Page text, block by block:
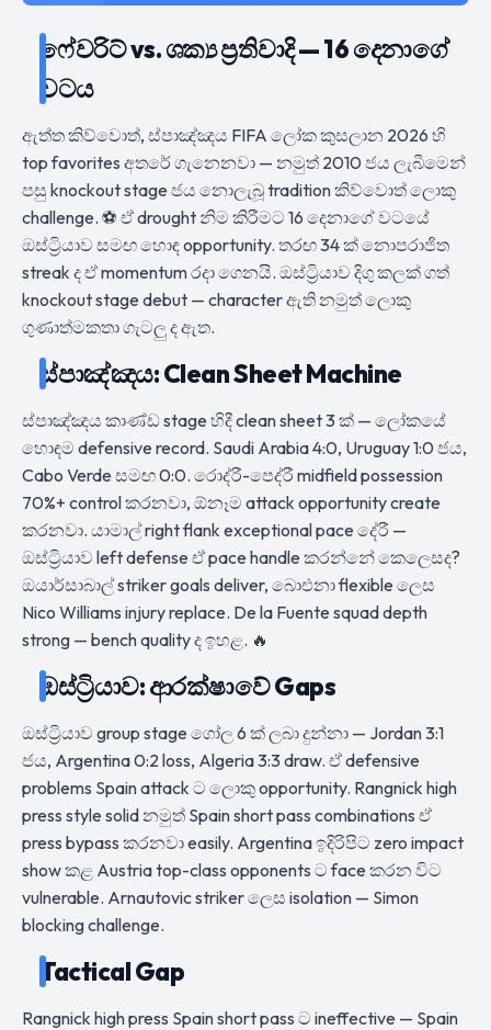
ෆේවරිට් vs. ශක්‍ය ප්‍රතිවාදි — 16 දෙනාගේ
වටය
ඇත්ත කිව්වොත්, ස්පාඤ්ඤය FIFA ලෝක කුසලාන 2026 හි
top favorites අතරේ ගැනෙනවා — නමුත් 2010 ජය ලැබීමෙන්
පසු knockout stage ජය නොලැබූ tradition කිව්වොත් ලොකු
challenge. ⚽ ඒ drought නිම කිරීමට 16 දෙනාගේ වටයේ
ඔස්ට්‍රියාව සමඟ හොඳ opportunity. තරඟ 34 ක් නොපරාජිත
streak ද ඒ momentum රදා ගෙනයි. ඔස්ට්‍රියාව දිගු කලක් ගත්
knockout stage debut — character ඇති නමුත් ලොකු
ගුණාත්මකතා ගැටලු ද ඇත.
ස්පාඤ්ඤය: Clean Sheet Machine
ස්පාඤ්ඤය කාණ්ඩ stage හිදී clean sheet 3 ක් — ලෝකයේ
හොඳම defensive record. Saudi Arabia 4:0, Uruguay 1:0 ජය,
Cabo Verde සමඟ 0:0. රොද්රී-පෙද්රී midfield possession
70%+ control කරනවා, ඕනෑම attack opportunity create
කරනවා. යාමාල් right flank exceptional pace දේරී —
ඔස්ට්‍රියාව left defense ඒ pace handle කරන්නේ කෙලෙසද?
ඔයාර්සාබාල් striker goals deliver, බාෙඑනා flexible ලෙස
Nico Williams injury replace. De la Fuente squad depth
strong — bench quality ද ඉහළ. 🔥
ඔස්ට්‍රියාව: ආරක්ෂාවේ Gaps
ඔස්ට්‍රියාව group stage ගෝල 6 ක් ලබා දුන්නා — Jordan 3:1
ජය, Argentina 0:2 loss, Algeria 3:3 draw. ඒ defensive
problems Spain attack ට ලොකු opportunity. Rangnick high
press style solid නමුත් Spain short pass combinations ඒ
press bypass කරනවා easily. Argentina ඉදිරිපිට zero impact
show කළ Austria top-class opponents ට face කරන විට
vulnerable. Arnautovic striker ලෙස isolation — Simon
blocking challenge.
Tactical Gap
Rangnick high press Spain short pass ට ineffective — Spain